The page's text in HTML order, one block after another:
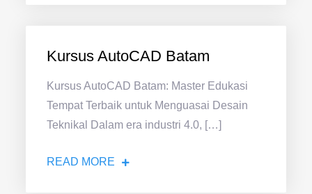
Kursus AutoCAD Batam
Kursus AutoCAD Batam: Master Edukasi
Tempat Terbaik untuk Menguasai Desain
Teknikal Dalam era industri 4.0, […]
READ MORE